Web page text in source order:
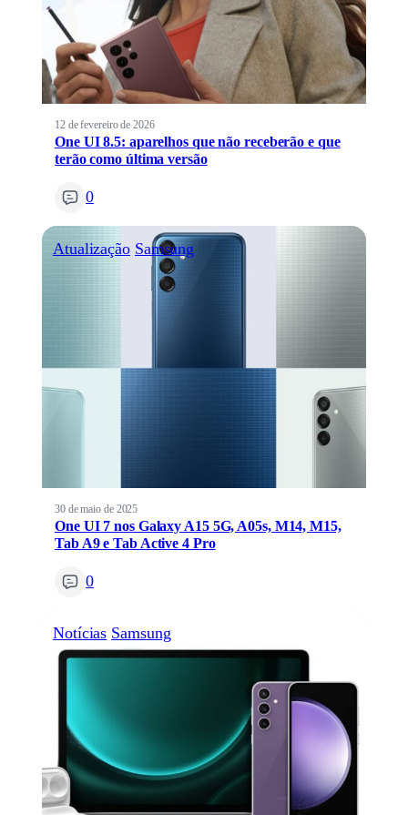
12 de fevereiro de 2026
One UI 8.5: aparelhos que não receberão e que
terão como última versão
0
Atualização Samsung
30 de maio de 2025
One UI 7 nos Galaxy A15 5G, A05s, M14, M15,
Tab A9 e Tab Active 4 Pro
0
Notícias Samsung